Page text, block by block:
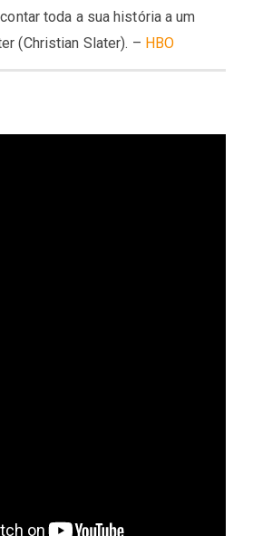
toda a sua história a um
(Christian Slater). – HBO